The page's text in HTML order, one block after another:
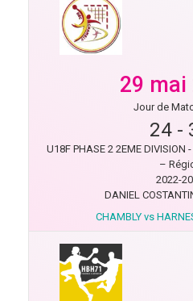
29 mai
Jour de
24 -
U18F PHASE 2 2EME
–
2022-
DANIEL
CHAMBLY vs